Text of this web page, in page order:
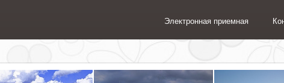
Электронная приемная